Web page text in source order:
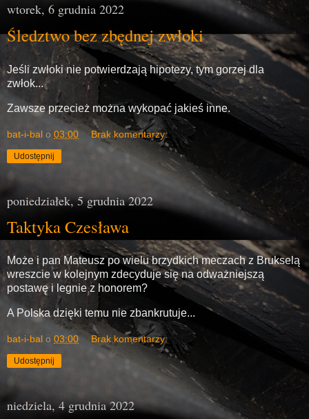
wtorek, 6 grudnia 2022
Śledztwo bez zbędnej zwłoki
Jeśli zwłoki nie potwierdzają hipotezy, tym gorzej dla
zwłok...
Zawsze przecież można wykopać jakieś inne.
bat-i-bal o 03:00 Brak komentarzy:
Udostępnij
poniedziałek, 5 grudnia 2022
Taktyka Czesława
Może i pan Mateusz po wielu brzydkich meczach z Brukselą
wreszcie w kolejnym zdecyduje się na odważniejszą
postawę i legnie z honorem?
A Polska dzięki temu nie zbankrutuje...
bat-i-bal o 03:00 Brak komentarzy:
Udostępnij
niedziela, 4 grudnia 2022